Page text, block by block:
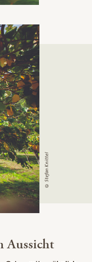
© Stefan Knittel
Aussicht